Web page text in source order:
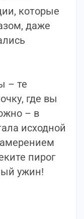
которые
даже
– те
где вы
– в
исходной
пирог
ужин!